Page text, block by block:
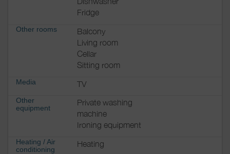
Fridge
Other rooms
Balcony
Living room
Cellar
Sitting room
Media TV
Other
equipment
Private washing
machine
Ironing equipment
Heating / Air
conditioning
Heating